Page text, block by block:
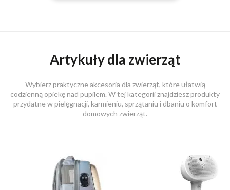
Artykuły dla zwierząt
Wybierz praktyczne akcesoria dla zwierząt, które ułatwią
codzienną opiekę nad pupilem. W tej kategorii znajdziesz produkty
przydatne w pielęgnacji, karmieniu, sprzątaniu i dbaniu o komfort
domowych zwierząt.